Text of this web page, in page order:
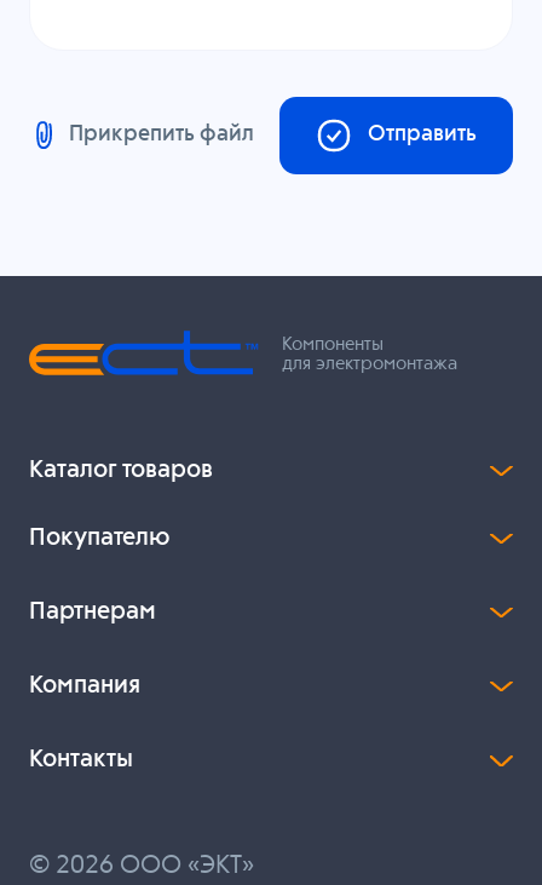
Прикрепить файл Отправить
Компоненты
для электромонтажа
Каталог товаров
Покупателю
Партнерам
Компания
Контакты
© 2026 ООО «ЭКТ»